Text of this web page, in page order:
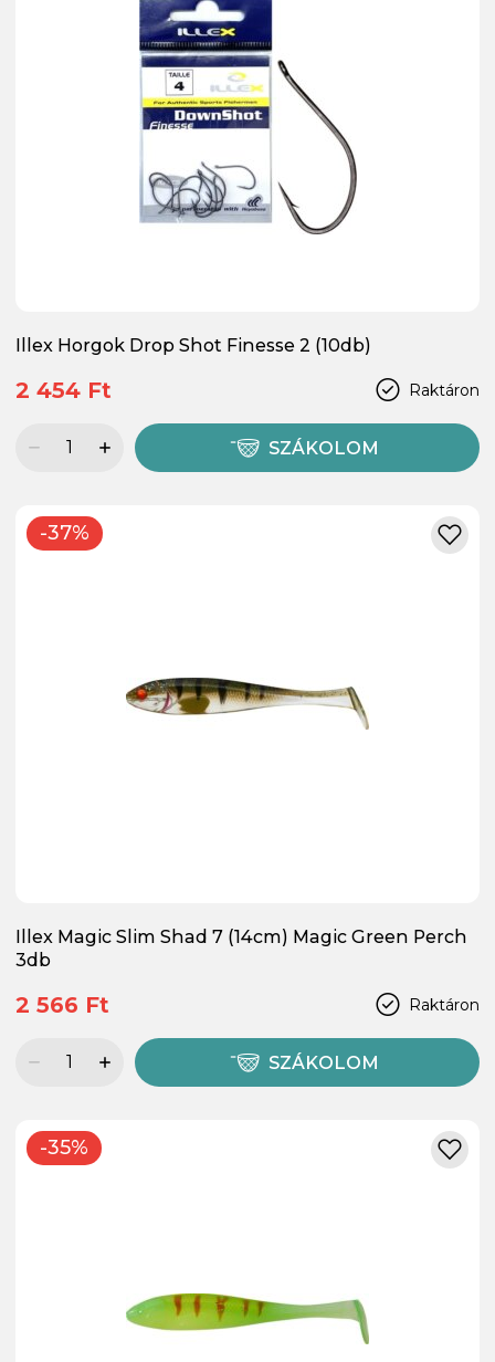
Illex Horgok Drop Shot Finesse 2 (10db)
Raktáron
2 454 Ft
SZÁKOLOM
-37%
Illex Magic Slim Shad 7 (14cm) Magic Green Perch
3db
Raktáron
2 566 Ft
SZÁKOLOM
-35%